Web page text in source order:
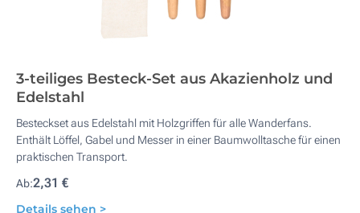
3-teiliges Besteck-Set aus Akazienholz und
Edelstahl
Besteckset aus Edelstahl mit Holzgriffen für alle Wanderfans.
Enthält Löffel, Gabel und Messer in einer Baumwolltasche für einen
praktischen Transport.
Ab:2,31 €
Details sehen >